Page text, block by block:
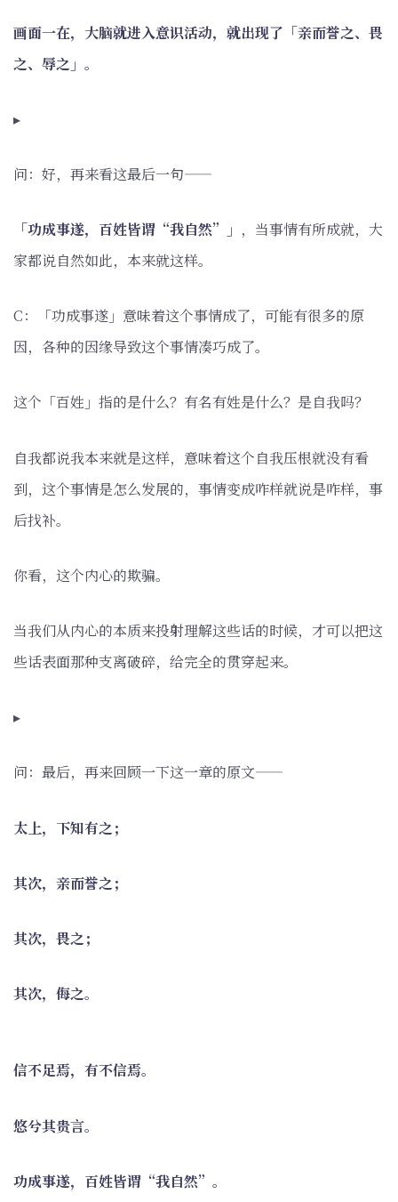
画面一在，大脑就进入意识活动，就出现了「亲而誉之、畏
之、辱之」。
▸
问：好，再来看这最后一句——
「功成事遂，百姓皆谓“我自然”」 ，当事情有所成就，大
家都说自然如此，本来就这样。
C：「功成事遂」意味着这个事情成了，可能有很多的原
因，各种的因缘导致这个事情凑巧成了。
这个「百姓」指的是什么？有名有姓是什么？是自我吗？
自我都说我本来就是这样，意味着这个自我压根就没有看
到，这个事情是怎么发展的，事情变成咋样就说是咋样，事
后找补。
你看，这个内心的欺骗。
当我们从内心的本质来投射理解这些话的时候，才可以把这
些话表面那种支离破碎，给完全的贯穿起来。
▸
问：最后，再来回顾一下这一章的原文——
太上，下知有之；
其次，亲而誉之；
其次，畏之；
其次，侮之。
信不足焉，有不信焉。
悠兮其贵言。
功成事遂，百姓皆谓“我自然”。